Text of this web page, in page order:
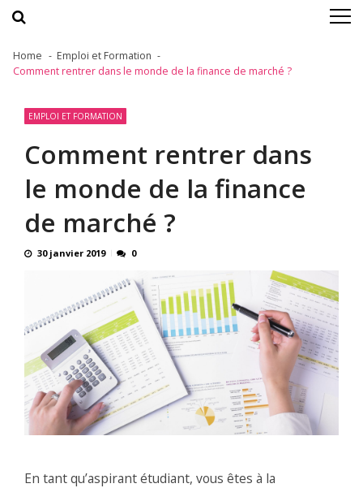
Skip
Skip
Home
Emploi et Formation
Comment rentrer dans le monde de la finance de marché ?
EMPLOI ET FORMATION
Comment rentrer dans
le monde de la finance
de marché ?
30 janvier 2019 0
En tant qu’aspirant étudiant, vous êtes à la